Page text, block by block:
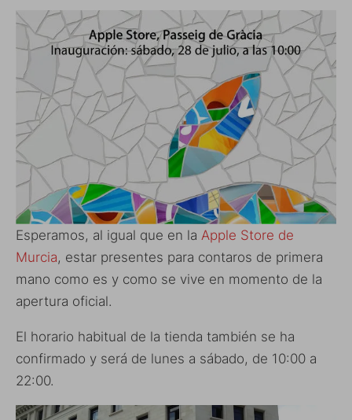
Esperamos, al igual que en la Apple Store de
Murcia, estar presentes para contaros de primera
mano como es y como se vive en momento de la
apertura oficial.
El horario habitual de la tienda también se ha
confirmado y será de lunes a sábado, de 10:00 a
22:00.